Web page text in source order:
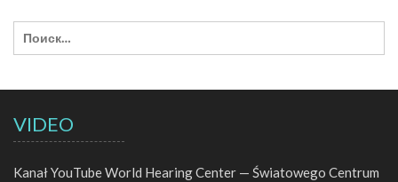
VIDEO
Kanał YouTube World Hearing Center — Światowego Centrum